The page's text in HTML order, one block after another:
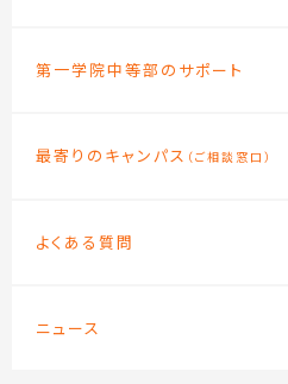
第一学院中等部のサポート
最寄りのキャンパス （ご相談窓口）
よくある質問
ニュース